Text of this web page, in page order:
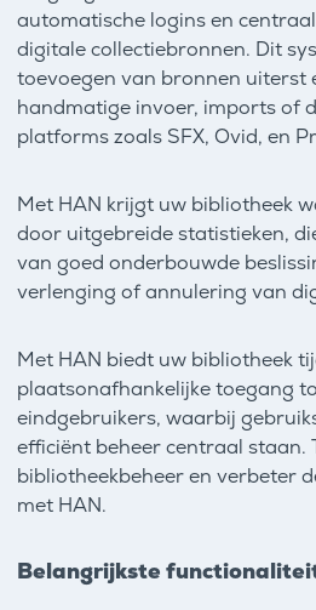
automatische logins en
digitale collectiebronnen. Dit
toevoegen van bronnen uiterst
handmatige invoer, imports of
platforms zoals SFX, Ovid, en
Met HAN krijgt uw bibliotheek
door uitgebreide statistieken,
van goed onderbouwde
verlenging of annulering van
Met HAN biedt uw bibliotheek
plaatsonafhankelijke toegang
eindgebruikers, waarbij
efficiënt beheer centraal staan.
bibliotheekbeheer en verbeter
met HAN.
Belangrijkste